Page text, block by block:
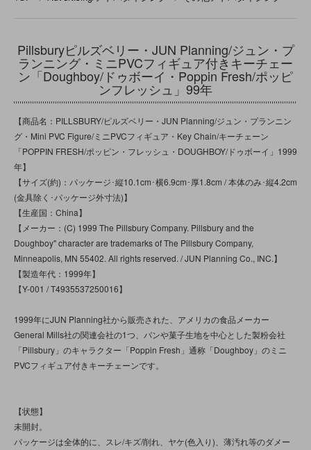
Pillsburyピルズベリー・JUN Planning/ジュン・プ
ランニング・ミニPVCフィギュア付きキーチェー
ン「Doughboy/ドゥボーイ・Poppin Fresh/ポッピ
ンフレッシュ」99年
【商品名：PILLSBURY/ピルズベリー・JUN Planning/ジュン・プランニン
グ・Mini PVC Figure/ミニPVCフィギュア・Key Chain/キーチェーン
「POPPIN FRESH/ポッピン・フレッシュ・DOUGHBOY/ドゥボーイ」1999
年】
【サイズ(約)：パッケージ･縦10.1cm･横6.9cm･厚1.8cm / 本体のみ･縦4.2cm
(金具除く･パッケージ外寸法)】
【生産国：China】
【メーカー：(C) 1999 The Pillsbury Company. Pillsbury and the
Doughboy" character are trademarks of The Pillsbury Company,
Minneapolis, MN 55402. All rights reserved. / JUN Planning Co., INC.】
【製造年代：1999年】
【Y-001 / T4935537250016】
1999年にJUN Planning社から販売された、アメリカの食品メーカー
General Mills社の関連会社の1つ、パンや菓子生地を中心とした製粉会社
「Pillsbury」のキャラクター「Poppin Fresh」通称「Doughboy」のミニ
PVCフィギュア付きキーチェーンです。
【状態】
未開封。
パッケージは全体的に、スレ/キズ/削れ、ヤケ(色入り)、薄汚れ等のダメー